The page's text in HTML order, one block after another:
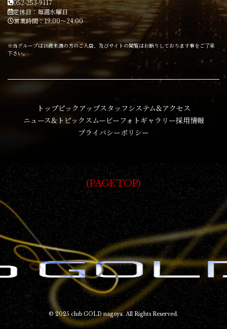
052-253-9117
定休日：毎週水曜日
営業時間：19:00～24:00
※当グループは18歳未満の方のご入店、及びサイトの閲覧はお断りしております事をご了承
下さい。
トップピックアップスタッフ システム&アクセス
ニュース&トピックスムービーフォトギャラリー採用情報
プライバシーポリシー
PAGE TOP
© 2025 club GOLD nagoya. All Rights Reserved.